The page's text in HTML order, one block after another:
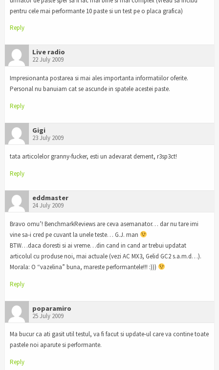
pentru cele mai performante 10 paste si un test pe o placa grafica)
Reply
Live radio
22 July 2009
Impresionanta postarea si mai ales importanta informatiilor oferite.
Personal nu banuiam cat se ascunde in spatele acestei paste.
Reply
Gigi
23 July 2009
tata articolelor granny-fucker, esti un adevarat dement, r3sp3ct!
Reply
eddmaster
24 July 2009
Bravo omu’! BenchmarkReviews are ceva asemanator… dar nu tare imi
vine sa-i cred pe cuvant la unele teste… G.J. man
BTW…daca doresti si ai vreme…din cand in cand ar trebui updatat
articolul cu produse noi, mai actuale (vezi AC MX3, Gelid GC2 s.a.m.d…).
Morala: O “vazelina” buna, mareste performantele!!! :)))
Reply
poparamiro
25 July 2009
Ma bucur ca ati gasit util testul, va fi facut si update-ul care va contine toate
pastele noi aparute si performante.
Reply